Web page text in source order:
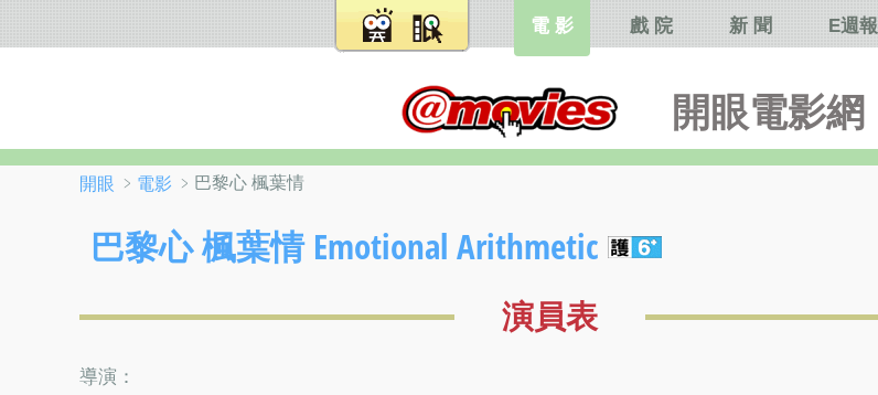
開眼電影網
電 影 戲 院 新 聞 E週報
開眼 ﹥ 電影 ﹥巴黎心 楓葉情
巴黎心 楓葉情 Emotional Arithmetic
演員表
導演：